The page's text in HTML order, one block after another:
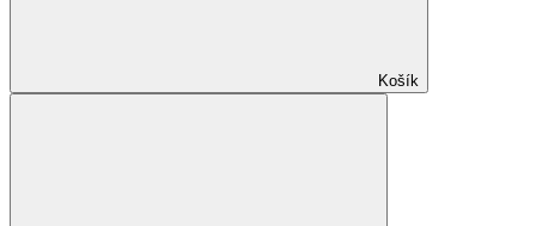
Košík